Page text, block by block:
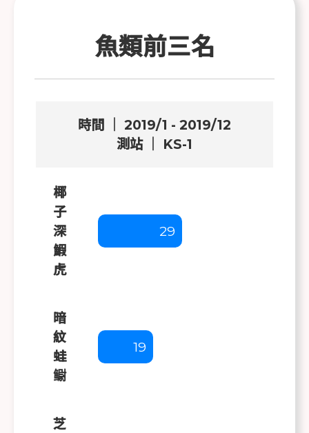
魚類前三名
時間 ｜ 2019/1 - 2019/12
測站 ｜ KS-1
椰
子
深
鰕
虎
29
暗
紋
蛙
鳚
19
芝